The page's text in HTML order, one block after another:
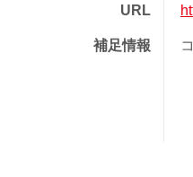
URL
補足情報